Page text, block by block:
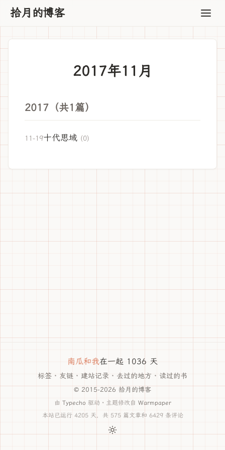
拾月的博客
2017年11月
2017（共1篇）
11-19十代思域 (0)
南瓜和我在一起 1036 天
标签 · 友链 · 建站记录 · 去过的地方 · 读过的书
© 2015-2026 拾月的博客
由 Typecho 驱动 · 主题修改自 Warmpaper
本站已运行 4205 天，共 575 篇文章和 6429 条评论